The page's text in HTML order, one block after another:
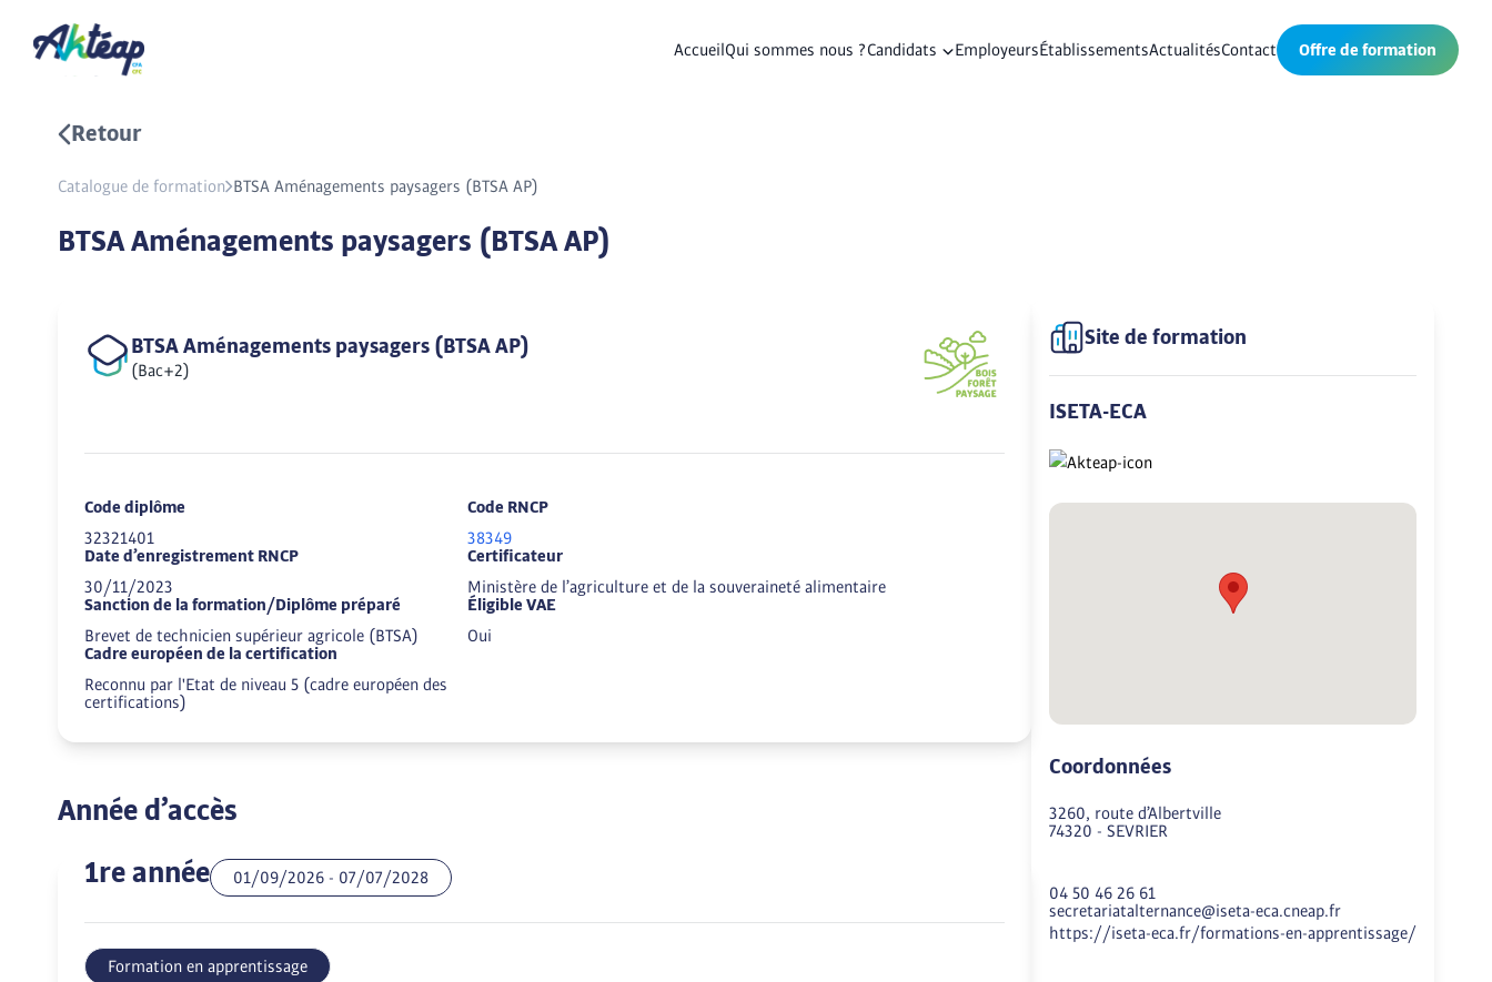
Accueil Qui sommes nous ?Candidats EmployeursÉtablissementsActualitésContact Offre de formation
Retour
Catalogue de formation BTSA Aménagements paysagers (BTSA AP)
BTSA Aménagements paysagers (BTSA AP)
BTSA Aménagements paysagers (BTSA AP)
(Bac+2)
Code diplôme
32321401
Date d’enregistrement RNCP
30/11/2023
Sanction de la formation/Diplôme préparé
Brevet de technicien supérieur agricole (BTSA)
Cadre européen de la certification
Reconnu par l'Etat de niveau 5 (cadre européen des
certifications)
Code RNCP
38349
Certificateur
Ministère de l’agriculture et de la souveraineté alimentaire
Éligible VAE
Oui
Année d’accès
1re année
01/09/2026 - 07/07/2028
Formation en apprentissage
Site de formation
ISETA-ECA
Coordonnées
3260, route d’Albertville
74320 - SEVRIER
04 50 46 26 61
secretariatalternance@iseta-eca.cneap.fr
https://iseta-eca.fr/formations-en-apprentissage/